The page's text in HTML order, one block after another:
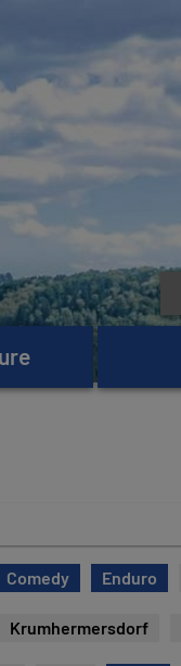
Comedy Enduro
Krumhermersdorf